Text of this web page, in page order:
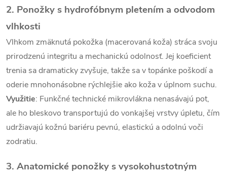
p
i
s
u
2. Ponožky s hydrofóbnym pletením a odvodom
vlhkosti
Vlhkom zmäknutá pokožka (macerovaná koža) stráca svoju
prirodzenú integritu a mechanickú odolnosť. Jej koeficient
trenia sa dramaticky zvyšuje, takže sa v topánke poškodí a
oderie mnohonásobne rýchlejšie ako koža v úplnom suchu.
Využitie: Funkčné technické mikrovlákna nenasávajú pot,
ale ho bleskovo transportujú do vonkajšej vrstvy úpletu, čím
udržiavajú kožnú bariéru pevnú, elastickú a odolnú voči
zodratiu.
3. Anatomické ponožky s vysokohustotným